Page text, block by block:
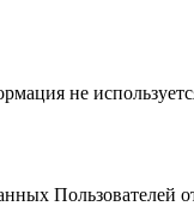
не
Пользователей